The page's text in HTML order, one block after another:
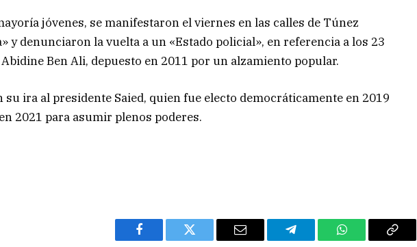
jóvenes, se manifestaron el viernes en las calles de Túnez
y denunciaron la vuelta a un «Estado policial», en referencia a los 23
Ben Ali, depuesto en 2011 por un alzamiento popular.
ira al presidente Saied, quien fue electo democráticamente en 2019
2021 para asumir plenos poderes.
Facebook Twitter Email Telegram WhatsAppCopy